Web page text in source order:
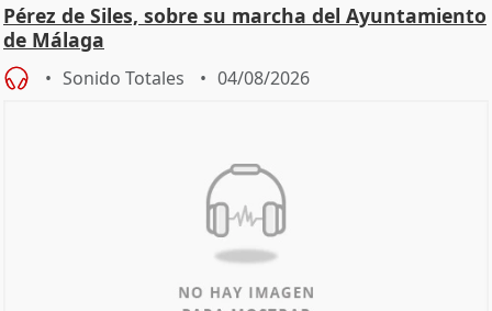
Pérez de Siles, sobre su marcha del Ayuntamiento
de Málaga
Sonido Totales 04/08/2026